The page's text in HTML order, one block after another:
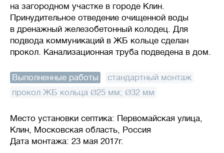
на загородном участке в городе Клин.
Принудительное отведение очищенной воды
в дренажный железобетонный колодец. Для
подвода коммуникаций в ЖБ кольце сделан
прокол. Канализационная труба подведена в дом.
Выполненные работы стандартный монтаж
прокол ЖБ кольца Ø25 мм; Ø32 мм
Место установки септика: Первомайская улица,
Клин, Московская область, Россия
Дата монтажа: 23 мая 2017г.